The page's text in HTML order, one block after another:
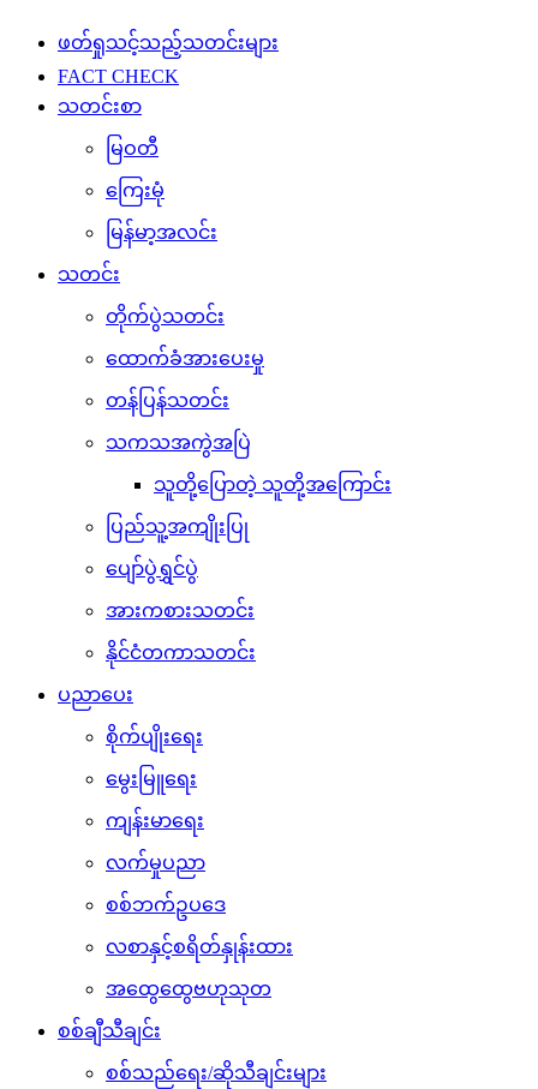
ဖတ်ရှုသင့်သည့်သတင်းများ
FACT CHECK
သတင်းစာ
မြဝတီ
ကြေးမုံ
မြန်မာ့အလင်း
သတင်း
တိုက်ပွဲသတင်း
ထောက်ခံအားပေးမှု
တန်ပြန်သတင်း
သကသအကွဲအပြဲ
သူတို့ပြောတဲ့ သူတို့အကြောင်း
ပြည်သူ့အကျိုးပြု
ပျော်ပွဲရွှင်ပွဲ
အားကစားသတင်း
နိုင်ငံတကာသတင်း
ပညာပေး
စိုက်ပျိုးရေး
မွေးမြူရေး
ကျန်းမာရေး
လက်မှုပညာ
စစ်ဘက်ဥပဒေ
လစာနှင့်စရိတ်နှုန်းထား
အထွေထွေဗဟုသုတ
စစ်ချီသီချင်း
စစ်သည်ရေး/ဆိုသီချင်းများ